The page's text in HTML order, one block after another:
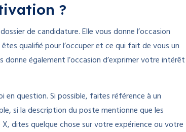
?
de candidature. Elle vous donne l’occasion
qualifié pour l’occuper et ce qui fait de vous un
également l’occasion d’exprimer votre intérêt
question. Si possible, faites référence à un
si la description du poste mentionne que les
dites quelque chose sur votre expérience ou votre